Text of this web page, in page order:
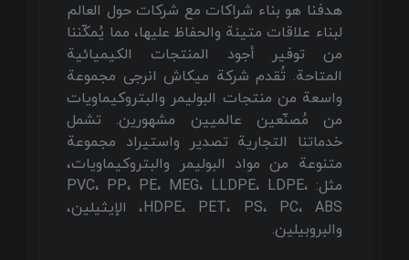
هدفنا هو بناء شراكات مع شركات حول العالم
لبناء علاقات متينة والحفاظ عليها، مما يُمكّننا
من توفير أجود المنتجات الكيميائية
المتاحة. تُقدم شركة ميكاش انرجی مجموعة
واسعة من منتجات البوليمر والبتروكيماويات
من مُصنّعين عالميين مشهورين. تشمل
خدماتنا التجارية تصدير واستيراد مجموعة
متنوعة من مواد البوليمر والبتروكيماويات،
مثل: PVC، PP، PE، MEG، LLDPE، LDPE،
HDPE، PET، PS، PC، ABS، الإيثيلين،
والبروبيلين.